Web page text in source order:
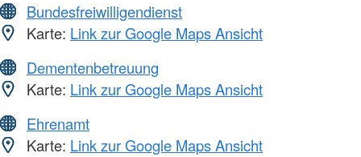
Bundesfreiwilligendienst
Karte: Link zur Google Maps Ansicht
Dementenbetreuung
Karte: Link zur Google Maps Ansicht
Ehrenamt
Karte: Link zur Google Maps Ansicht